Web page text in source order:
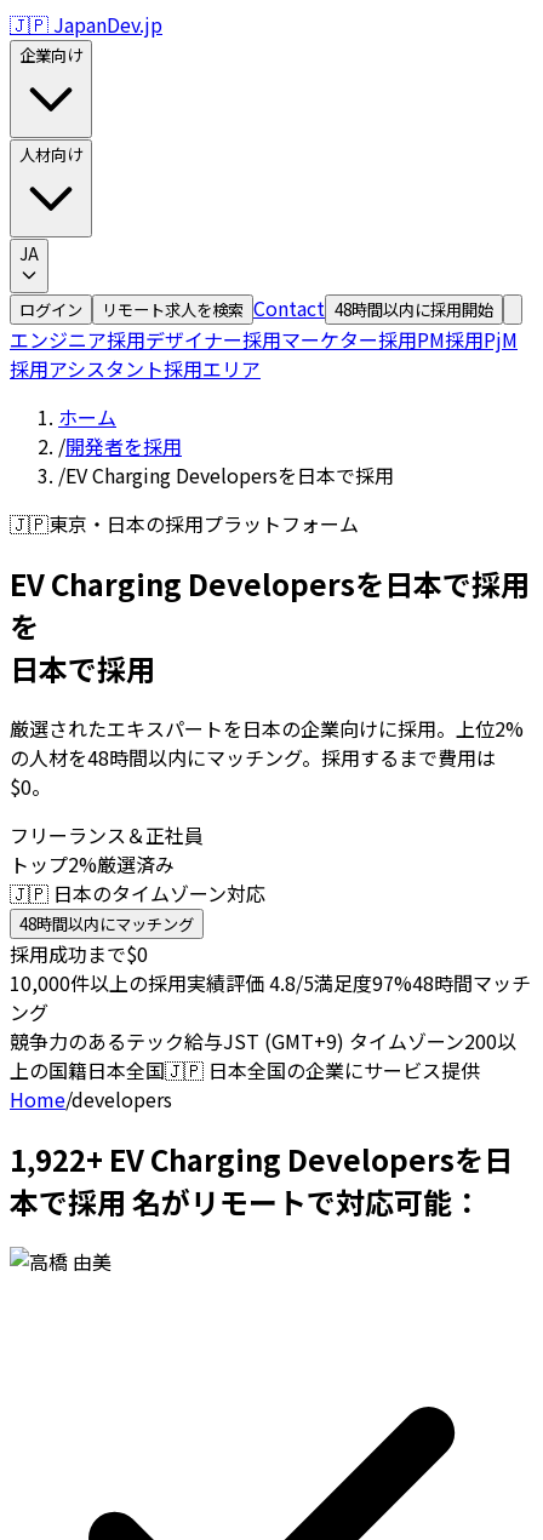
🇯🇵 JapanDev.jp
企業向け
人材向け
JA
ログイン リモート求人を検索 Contact 48時間以内に採用開始
エンジニア採用デザイナー採用マーケター採用PM採用PjM
採用アシスタント採用エリア
ホーム
/開発者を採用
/EV Charging Developersを日本で採用
🇯🇵東京・日本の採用プラットフォーム
EV Charging Developersを日本で採用
を
日本で採用
厳選されたエキスパートを日本の企業向けに採用。上位2%
の人材を48時間以内にマッチング。採用するまで費用は
$0。
フリーランス＆正社員
トップ2%厳選済み
🇯🇵 日本のタイムゾーン対応
48時間以内にマッチング
採用成功まで$0
10,000件以上の採用実績評価 4.8/5満足度97%48時間マッチ
ング
競争力のあるテック給与JST (GMT+9) タイムゾーン200以
上の国籍日本全国🇯🇵 日本全国の企業にサービス提供
Home/developers
1,922+ EV Charging Developersを日
本で採用 名がリモートで対応可能：